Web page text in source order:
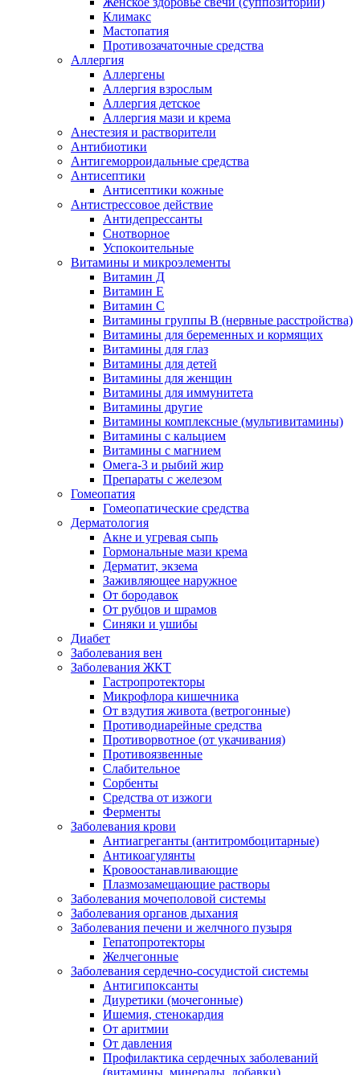
Климакс
Мастопатия
Противозачаточные средства
Аллергия
Аллергены
Аллергия взрослым
Аллергия детское
Аллергия мази и крема
Анестезия и растворители
Антибиотики
Антигеморроидальные средства
Антисептики
Антисептики кожные
Антистрессовое действие
Антидепрессанты
Снотворное
Успокоительные
Витамины и микроэлементы
Витамин Д
Витамин Е
Витамин С
Витамины группы В (нервные расстройства)
Витамины для беременных и кормящих
Витамины для глаз
Витамины для детей
Витамины для женщин
Витамины для иммунитета
Витамины другие
Витамины комплексные (мультивитамины)
Витамины с кальцием
Витамины с магнием
Омега-3 и рыбий жир
Препараты с железом
Гомеопатия
Гомеопатические средства
Дерматология
Акне и угревая сыпь
Гормональные мази крема
Дерматит, экзема
Заживляющее наружное
От бородавок
От рубцов и шрамов
Синяки и ушибы
Диабет
Заболевания вен
Заболевания ЖКТ
Гастропротекторы
Микрофлора кишечника
От вздутия живота (ветрогонные)
Противодиарейные средства
Противорвотное (от укачивания)
Противоязвенные
Слабительное
Сорбенты
Средства от изжоги
Ферменты
Заболевания крови
Антиагреганты (антитромбоцитарные)
Антикоагулянты
Кровоостанавливающие
Плазмозамещающие растворы
Заболевания мочеполовой системы
Заболевания органов дыхания
Заболевания печени и желчного пузыря
Гепатопротекторы
Желчегонные
Заболевания сердечно-сосудистой системы
Антигипоксанты
Диуретики (мочегонные)
Ишемия, стенокардия
От аритмии
От давления
Профилактика сердечных заболеваний
(витамины, минералы, добавки)